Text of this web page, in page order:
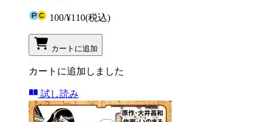
100/¥110(税込)
カートに追加
カートに追加しました
試し読み